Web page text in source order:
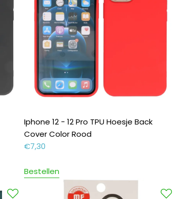
Iphone 12 - 12 Pro TPU Hoesje Back
Cover Color Rood
€7,30
Bestellen